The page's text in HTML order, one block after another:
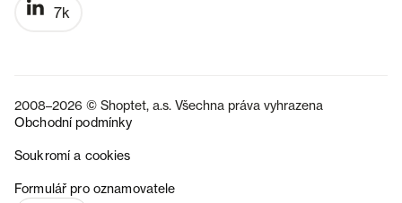
7k
2008–2026 © Shoptet, a.s. Všechna práva vyhrazena
Obchodní podmínky
Soukromí a cookies
Formulář pro oznamovatele